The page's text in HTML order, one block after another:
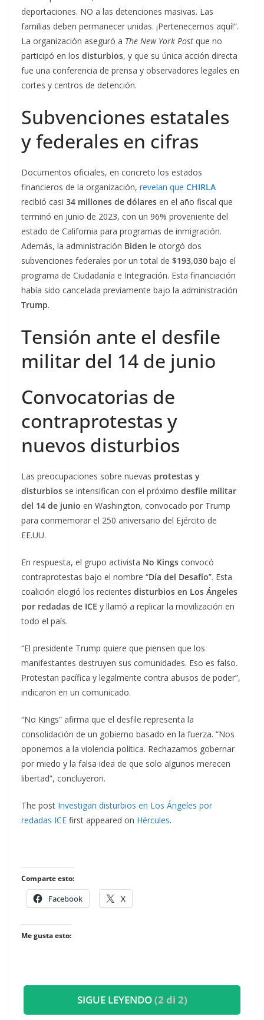
deportaciones. NO a las detenciones masivas. Las
familias deben permanecer unidas. ¡Pertenecemos aquí!”.
La organización aseguró a The New York Post que no
participó en los disturbios, y que su única acción directa
fue una conferencia de prensa y observadores legales en
cortes y centros de detención.
Subvenciones estatales
y federales en cifras
Documentos oficiales, en concreto los estados
financieros de la organización, revelan que CHIRLA
recibió casi 34 millones de dólares en el año fiscal que
terminó en junio de 2023, con un 96% proveniente del
estado de California para programas de inmigración.
Además, la administración Biden le otorgó dos
subvenciones federales por un total de $193,030 bajo el
programa de Ciudadanía e Integración. Esta financiación
había sido cancelada previamente bajo la administración
Trump.
Tensión ante el desfile
militar del 14 de junio
Convocatorias de
contraprotestas y
nuevos disturbios
Las preocupaciones sobre nuevas protestas y
disturbios se intensifican con el próximo desfile militar
del 14 de junio en Washington, convocado por Trump
para conmemorar el 250 aniversario del Ejército de
EE.UU.
En respuesta, el grupo activista No Kings convocó
contraprotestas bajo el nombre “Día del Desafío”. Esta
coalición elogió los recientes disturbios en Los Ángeles
por redadas de ICE y llamó a replicar la movilización en
todo el país.
“El presidente Trump quiere que piensen que los
manifestantes destruyen sus comunidades. Eso es falso.
Protestan pacífica y legalmente contra abusos de poder”,
indicaron en un comunicado.
“No Kings” afirma que el desfile representa la
consolidación de un gobierno basado en la fuerza. “Nos
oponemos a la violencia política. Rechazamos gobernar
por miedo y la falsa idea de que solo algunos merecen
libertad”, concluyeron.
The post Investigan disturbios en Los Ángeles por
redadas ICE first appeared on Hércules.
Comparte esto:
Facebook X
Me gusta esto:
SIGUE LEYENDO(2 di 2)